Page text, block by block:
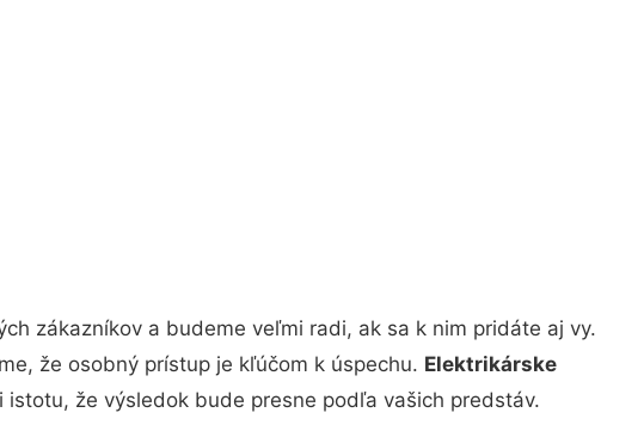
zákazníkov a budeme veľmi radi, ak sa k nim pridáte aj vy.
že osobný prístup je kľúčom k úspechu. Elektrikárske
že výsledok bude presne podľa vašich predstáv.